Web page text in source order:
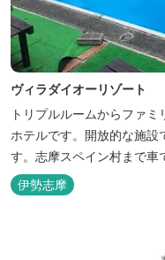
ヴィラダイオーリゾート
トリプルルームからファ
ホテルです。開放的な施設
す。志摩スペイン村まで車
ナをはじめました。
伊勢志摩